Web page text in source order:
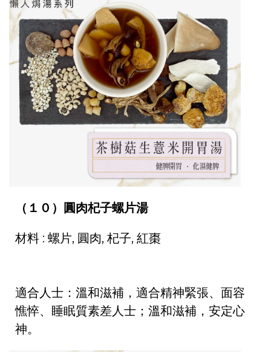
（１０）圓肉杞子螺片湯
材料 : 螺片, 圓肉, 杞子, 紅棗
適合人士：溫和滋補，適合精神緊張、面容
憔悴、睡眠質素差人士；溫和滋補，安定心
神。